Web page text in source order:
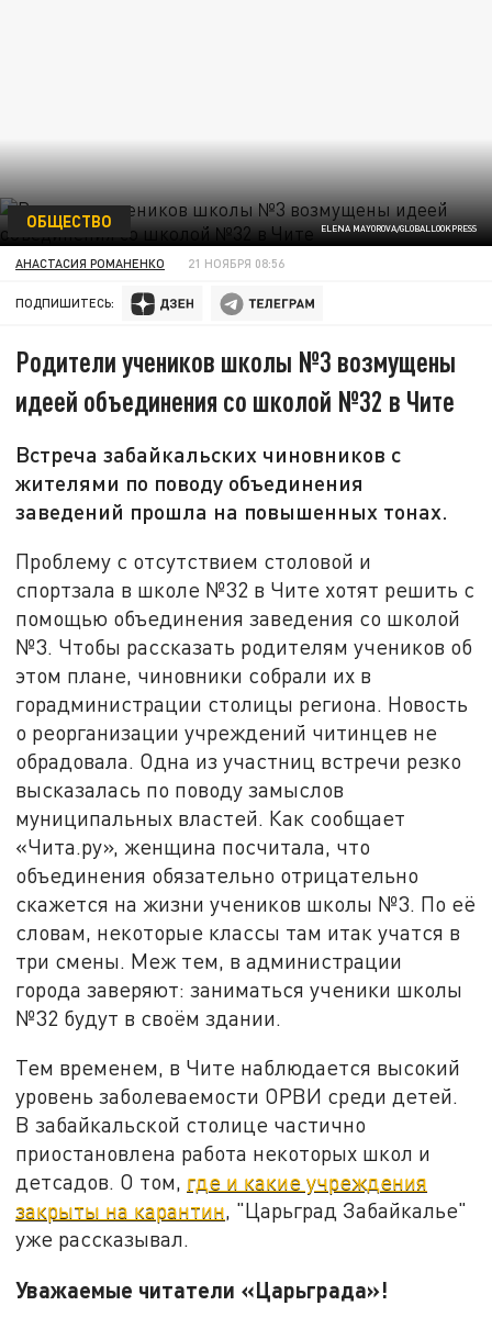
ELENA MAYOROVA/GLOBALLOOKPRESS
ОБЩЕСТВО
АНАСТАСИЯ РОМАНЕНКО 21 НОЯБРЯ 08:56
ПОДПИШИТЕСЬ:
Родители учеников школы №3 возмущены
идеей объединения со школой №32 в Чите
Встреча забайкальских чиновников с
жителями по поводу объединения
заведений прошла на повышенных тонах.
Проблему с отсутствием столовой и
спортзала в школе №32 в Чите хотят решить с
помощью объединения заведения со школой
№3. Чтобы рассказать родителям учеников об
этом плане, чиновники собрали их в
горадминистрации столицы региона. Новость
о реорганизации учреждений читинцев не
обрадовала. Одна из участниц встречи резко
высказалась по поводу замыслов
муниципальных властей. Как сообщает
«Чита.ру», женщина посчитала, что
объединения обязательно отрицательно
скажется на жизни учеников школы №3. По её
словам, некоторые классы там итак учатся в
три смены. Меж тем, в администрации
города заверяют: заниматься ученики школы
№32 будут в своём здании.
Тем временем, в Чите наблюдается высокий
уровень заболеваемости ОРВИ среди детей.
В забайкальской столице частично
приостановлена работа некоторых школ и
детсадов. О том, где и какие учреждения
закрыты на карантин, "Царьград Забайкалье"
уже рассказывал.
Уважаемые читатели «Царьграда»!